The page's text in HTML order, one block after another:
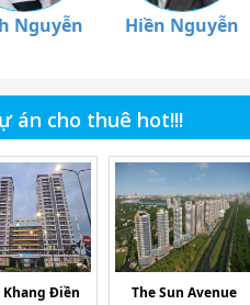
Nguyễn Hiền Nguyễn
án cho thuê hot!!!
Khang Điền The Sun Avenue